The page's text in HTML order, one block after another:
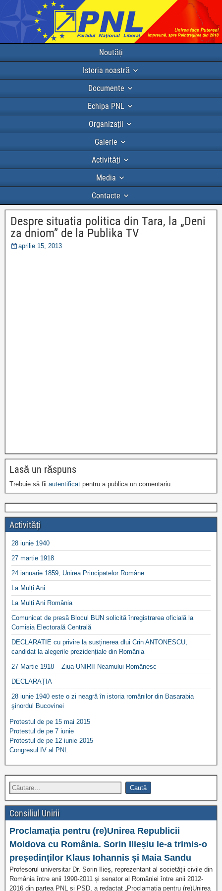
Noutăți
Istoria noastră
Documente
Echipa PNL
Organizații
Galerie
Activități
Media
Contacte
Despre situatia politica din Tara, la „Deni
za dniom” de la Publika TV
aprilie 15, 2013
Lasă un răspuns
Trebuie să fii autentificat pentru a publica un comentariu.
Activități
28 iunie 1940
27 martie 1918
24 ianuarie 1859, Unirea Principatelor Române
La Mulți Ani
La Mulți Ani România
Comunicat de presă Blocul BUN solicită înregistrarea oficială la
Comisia Electorală Centrală
DECLARATIE cu privire la susținerea dlui Crin ANTONESCU,
candidat la alegerile prezidențiale din România
27 Martie 1918 – Ziua UNIRII Neamului Românesc
DECLARAȚIA
28 iunie 1940 este o zi neagră în istoria românilor din Basarabia
şinordul Bucovinei
Protestul de pe 15 mai 2015
Protestul de pe 7 iunie
Protestul de pe 12 iunie 2015
Congresul IV al PNL
Consiliul Unirii
Proclamația pentru (re)Unirea Republicii
Moldova cu România. Sorin Ilieșiu le-a trimis-o
președinților Klaus Iohannis și Maia Sandu
Profesorul universitar Dr. Sorin Ilieș, reprezentant al societății civile din
România între anii 1990-2011 și senator al României între anii 2012-
2016 din partea PNL și PSD, a redactat „Proclamația pentru (re)Unirea